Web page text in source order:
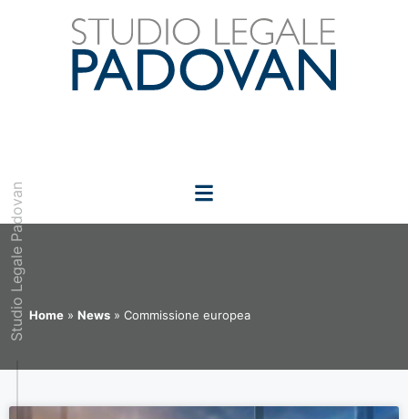
Home » News » Commissione europea
Studio Legale Padovan